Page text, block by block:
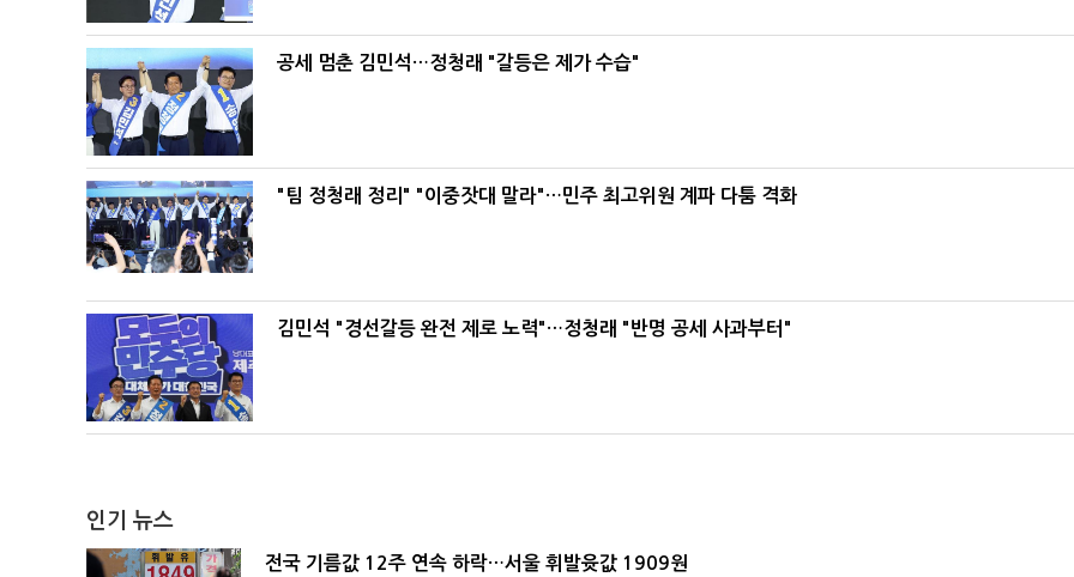
공세 멈춘 김민석…정청래 "갈등은 제가 수습"
"팀 정청래 정리" "이중잣대 말라"…민주 최고위원 계파 다툼 격화
김민석 "경선갈등 완전 제로 노력"…정청래 "반명 공세 사과부터"
인기 뉴스
전국 기름값 12주 연속 하락…서울 휘발윳값 1909원